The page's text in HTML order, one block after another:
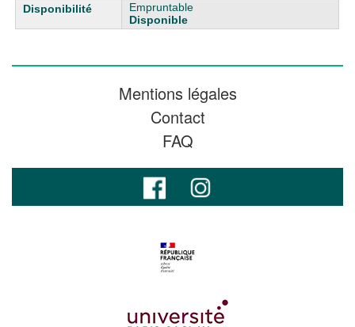
Empruntable
Disponible
Mentions légales
Contact
FAQ